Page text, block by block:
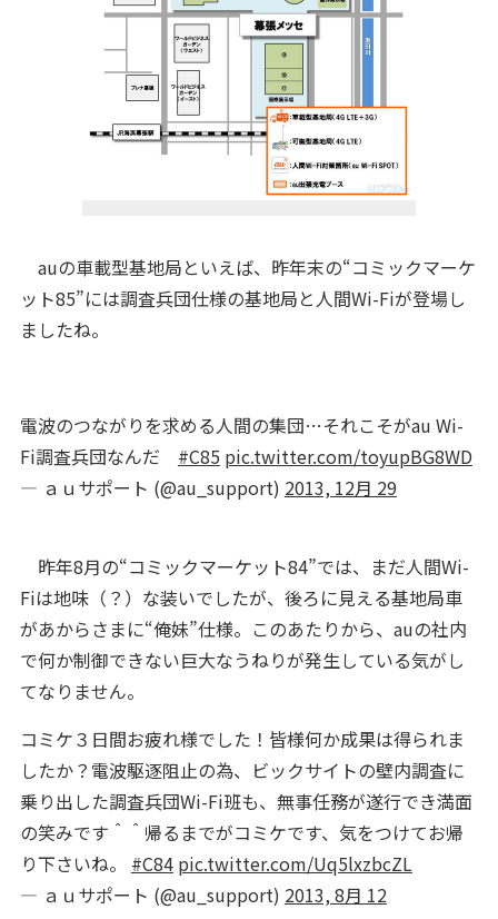
auの車載型基地局といえば、昨年末の“コミックマーケ
ット85”には調査兵団仕様の基地局と人間Wi-Fiが登場し
ましたね。
電波のつながりを求める人間の集団…それこそがau Wi-
Fi調査兵団なんだ #C85 pic.twitter.com/toyupBG8WD
— ａｕサポート (@au_support) 2013, 12月 29
昨年8月の“コミックマーケット84”では、まだ人間Wi-
Fiは地味（？）な装いでしたが、後ろに見える基地局車
があからさまに“俺妹”仕様。このあたりから、auの社内
で何か制御できない巨大なうねりが発生している気がし
てなりません。
コミケ３日間お疲れ様でした！皆様何か成果は得られま
したか？電波駆逐阻止の為、ビックサイトの壁内調査に
乗り出した調査兵団Wi-Fi班も、無事任務が遂行でき満面
の笑みです＾＾帰るまでがコミケです、気をつけてお帰
り下さいね。 #C84 pic.twitter.com/Uq5lxzbcZL
— ａｕサポート (@au_support) 2013, 8月 12